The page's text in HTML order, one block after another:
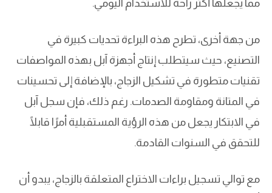
مما يجعلها أكثر راحة للاستخدام اليومي.
من جهة أخرى، تطرح هذه البراءة تحديات كبيرة في
التصنيع، حيث سيتطلب إنتاج أجهزة آبل بهذه المواصفات
تقنيات متطورة في تشكيل الزجاج، بالإضافة إلى تحسينات
في المتانة ومقاومة الصدمات. رغم ذلك، فإن سجل آبل
في الابتكار يجعل من هذه الرؤية المستقبلية أمرًا قابلًا
للتحقق في السنوات القادمة.
مع توالي تسجيل براءات الاختراع المتعلقة بالزجاج، يبدو أن